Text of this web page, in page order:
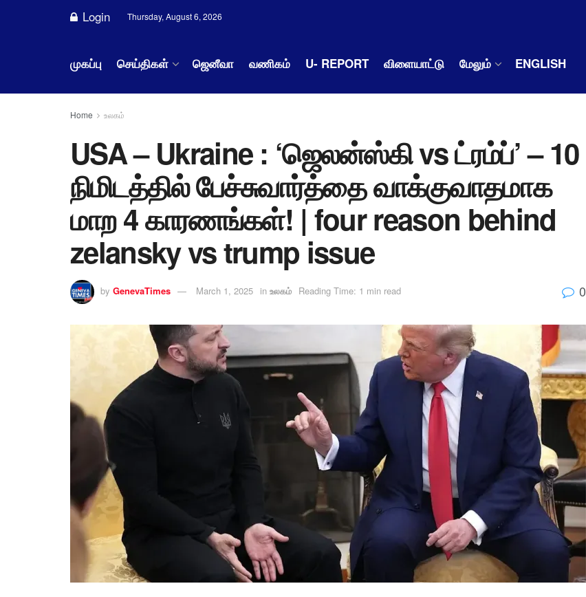
Login Thursday, August 6, 2026
முகப்பு செய்திகள் ஜெனீவா வணிகம் U- REPORT விளையாட்டு மேலும் ENGLISH
Home உலகம்
USA – Ukraine : ‘ஜெலன்ஸ்கி vs ட்ரம்ப்’ – 10
நிமிடத்தில் பேச்சுவார்த்தை வாக்குவாதமாக
மாற 4 காரணங்கள்! | four reason behind
zelansky vs trump issue
by GenevaTimes March 1, 2025 in உலகம் Reading Time: 1 min read 0